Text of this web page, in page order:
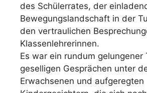
des Schülerrates, der
Bewegungslandschaft in der
den vertraulichen
Klassenlehrerinnen.
Es war ein rundum gelungener
geselligen Gesprächen unter
Erwachsenen und aufgeregten